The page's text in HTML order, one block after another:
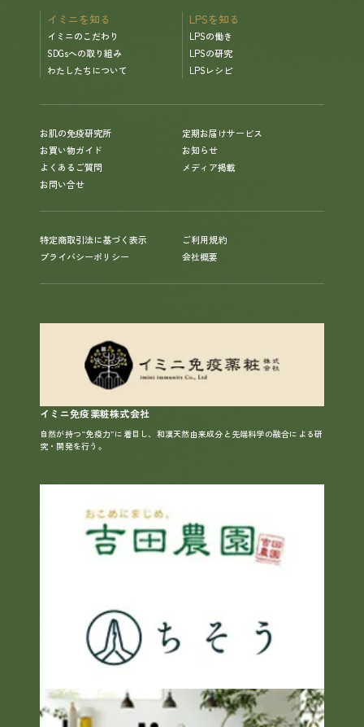
イミニを知る
イミニのこだわり
SDGsへの取り組み
わたしたちについて
LPSを知る
LPSの働き
LPSの研究
LPSレシピ
お肌の免疫研究所
定期お届けサービス
お買い物ガイド
お知らせ
よくあるご質問
メディア掲載
お問い合せ
特定商取引法に基づく表示
プライバシーポリシー
ご利用規約
会社概要
イミニ免疫薬粧株式会社
自然が持つ“免疫力”に着目し、和漢天然由来成分と先端科学の融合による研
究・開発を行う。